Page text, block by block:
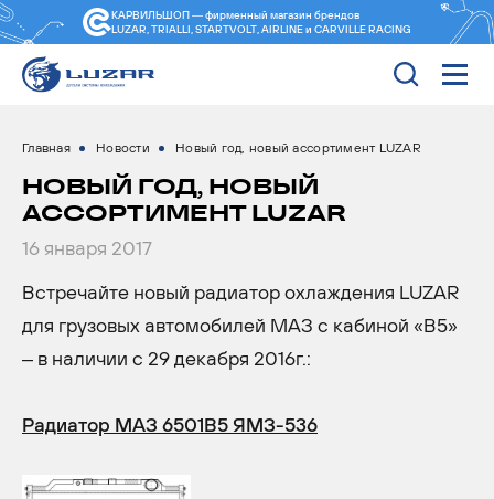
КАРВИЛЬШОП — фирменный магазин брендов
LUZAR, TRIALLI, STARTVOLT, AIRLINE и CARVILLE RACING
Главная Новости Новый год, новый ассортимент LUZAR
НОВЫЙ ГОД, НОВЫЙ
АССОРТИМЕНТ LUZAR
16 января 2017
Встречайте новый радиатор охлаждения LUZAR
для грузовых автомобилей МАЗ с кабиной «B5»
– в наличии с 29 декабря 2016г.:
Радиатор МАЗ 6501B5 ЯМЗ-536